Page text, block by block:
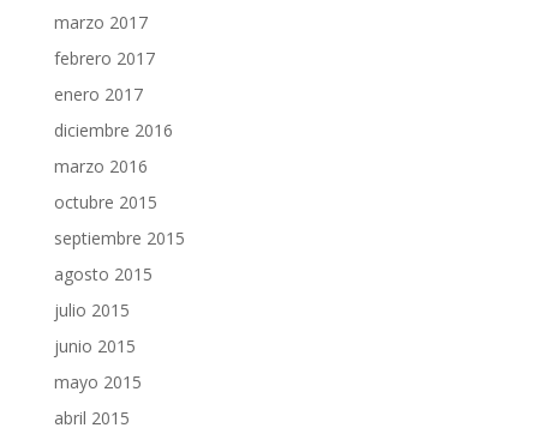
marzo 2017
febrero 2017
enero 2017
diciembre 2016
marzo 2016
octubre 2015
septiembre 2015
agosto 2015
julio 2015
junio 2015
mayo 2015
abril 2015